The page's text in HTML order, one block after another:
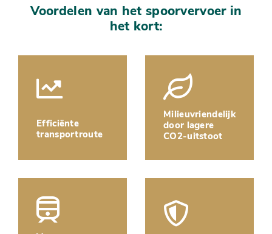
Voordelen van het spoorvervoer in
het kort:
Efficiënte
transportroute
Milieuvriendelijk
door lagere
CO2-uitstoot